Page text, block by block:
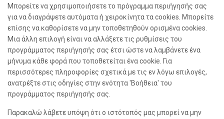
Μπορείτε να χρησιμοποιήσετε το πρόγραμμα περιήγησής σας
για να διαγράψετε αυτόματα ή χειροκίνητα τα cookies. Μπορείτε
επίσης να καθορίσετε να μην τοποθετηθούν ορισμένα cookies.
Μια άλλη επιλογή είναι να αλλάξετε τις ρυθμίσεις του
προγράμματος περιήγησής σας έτσι ώστε να λαμβάνετε ένα
μήνυμα κάθε φορά που τοποθετείται ένα cookie. Για
περισσότερες πληροφορίες σχετικά με τις εν λόγω επιλογές,
ανατρέξτε στις οδηγίες στην ενότητα 'Βοήθεια' του
προγράμματος περιήγησής σας.
Παρακαλώ λάβετε υπόψη ότι ο ιστότοπός μας μπορεί να μην
ο
θ
έ
σ
ε
ι
ς